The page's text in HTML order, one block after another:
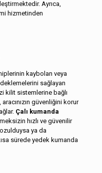
Ayrıca,
hizmetinden
kaybolan veya
sağlayan
kilit sistemlerine bağlı
güvenliğini korur
Çalı kumanda
hızlı ve güvenilir
ya da
sürede yedek kumanda